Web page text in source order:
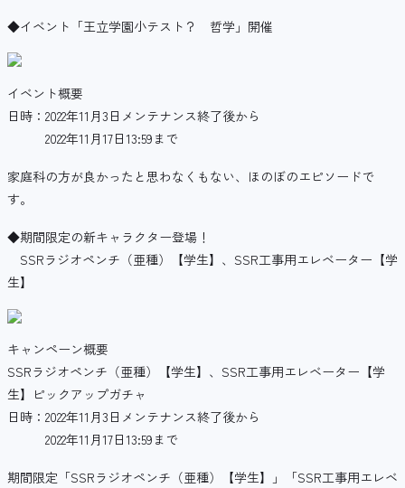
◆イベント「王立学園小テスト？ 哲学」開催
イベント概要
日時：2022年11月3日メンテナンス終了後から
2022年11月17日13:59まで
家庭科の方が良かったと思わなくもない、ほのぼのエピソードで
す。
◆期間限定の新キャラクター登場！
SSRラジオペンチ（亜種）【学生】、SSR工事用エレベーター【学
生】
キャンペーン概要
SSRラジオペンチ（亜種）【学生】、SSR工事用エレベーター【学
生】ピックアップガチャ
日時：2022年11月3日メンテナンス終了後から
2022年11月17日13:59まで
期間限定「SSRラジオペンチ（亜種）【学生】」「SSR工事用エレベ